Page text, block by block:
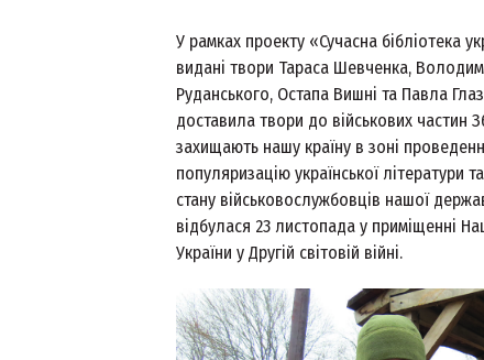
У рамках проекту «Сучасна бібліотека
видані твори Тараса Шевченка,
Руданського, Остапа Вишні та Павла
доставила твори до військових частин
захищають нашу країну в зоні
популяризацію української літератури
стану військовослужбовців нашої
відбулася 23 листопада у приміщенні
України у Другій світовій війні.